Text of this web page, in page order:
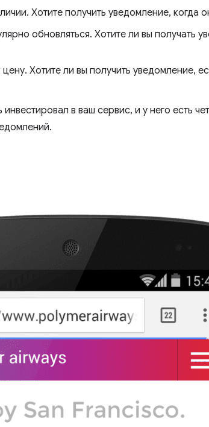
Хотите получить уведомление, когда
обновляться. Хотите ли вы получать
Хотите ли вы получить уведомление,
в ваш сервис, и у него есть